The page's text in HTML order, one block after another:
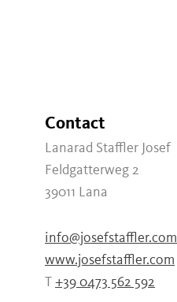
Contact
Lanarad Staffler Josef
Feldgatterweg 2
39011 Lana
info@josefstaffler.com
www.josefstaffler.com
T +39 0473 562 592